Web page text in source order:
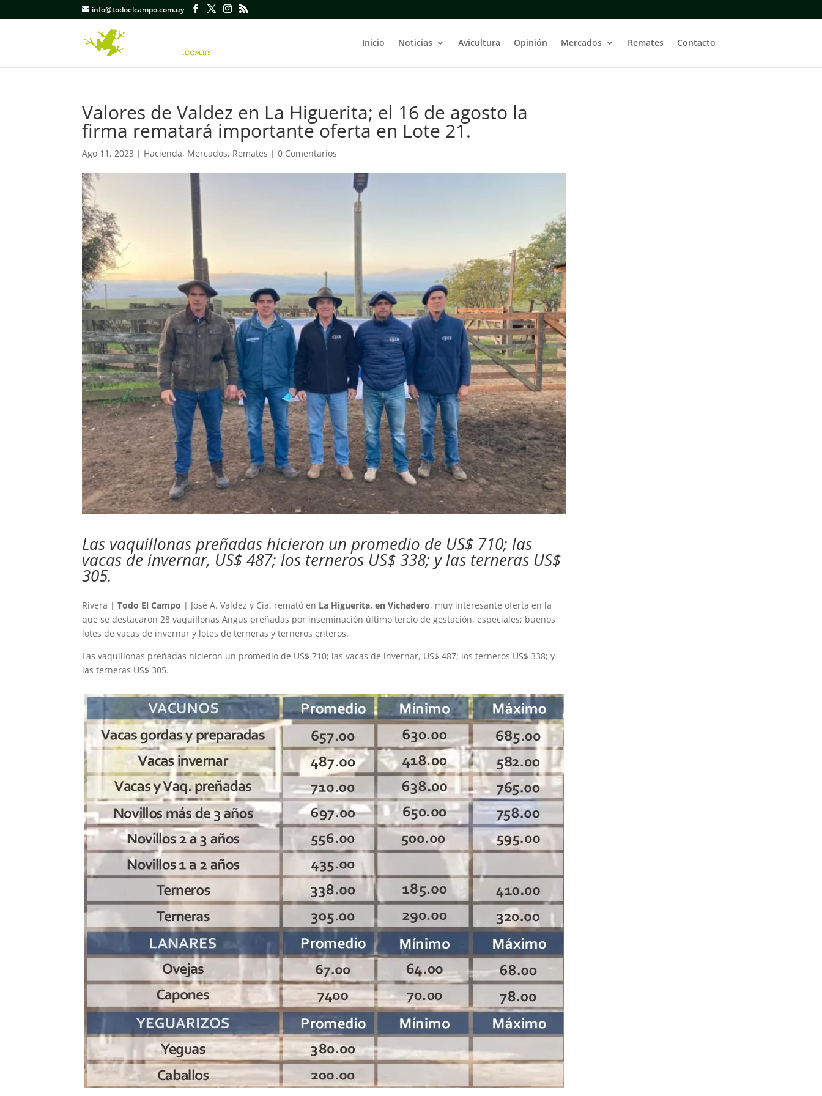
info@todoelcampo.com.uy
Inicio Noticias Avicultura Opinión Mercados Remates Contacto
Valores de Valdez en La Higuerita; el 16 de agosto la
firma rematará importante oferta en Lote 21.
Ago 11, 2023 | Hacienda, Mercados, Remates |0 Comentarios
Las vaquillonas preñadas hicieron un promedio de US$ 710; las
vacas de invernar, US$ 487; los terneros US$ 338; y las terneras US$
305.
Rivera |Todo El Campo | José A. Valdez y Cía. remató en La Higuerita, en Vichadero, muy interesante oferta en la
que se destacaron 28 vaquillonas Angus preñadas por inseminación último tercio de gestación, especiales; buenos
lotes de vacas de invernar y lotes de terneras y terneros enteros.
Las vaquillonas preñadas hicieron un promedio de US$ 710; las vacas de invernar, US$ 487; los terneros US$ 338; y
las terneras US$ 305.